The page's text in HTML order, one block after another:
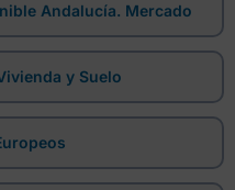
Andalucía. Mercado
y Suelo